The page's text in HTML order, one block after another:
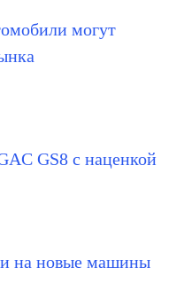
могут
GS8 с наценкой
на новые машины